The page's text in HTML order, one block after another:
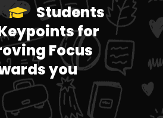
Students
for
Focus
you